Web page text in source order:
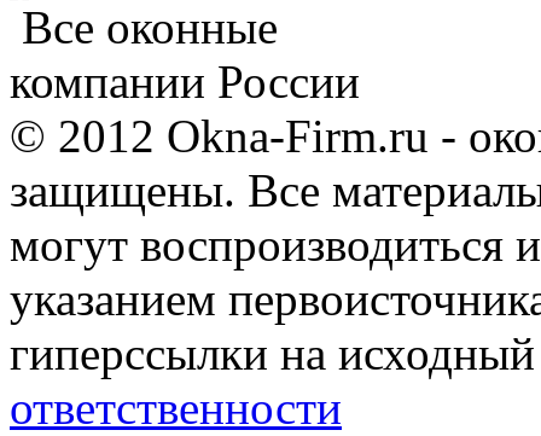
Все оконные
компании России
© 2012 Okna-Firm.ru -
защищены. Все
могут воспроизводиться
указанием
гиперссылки на
ответственности